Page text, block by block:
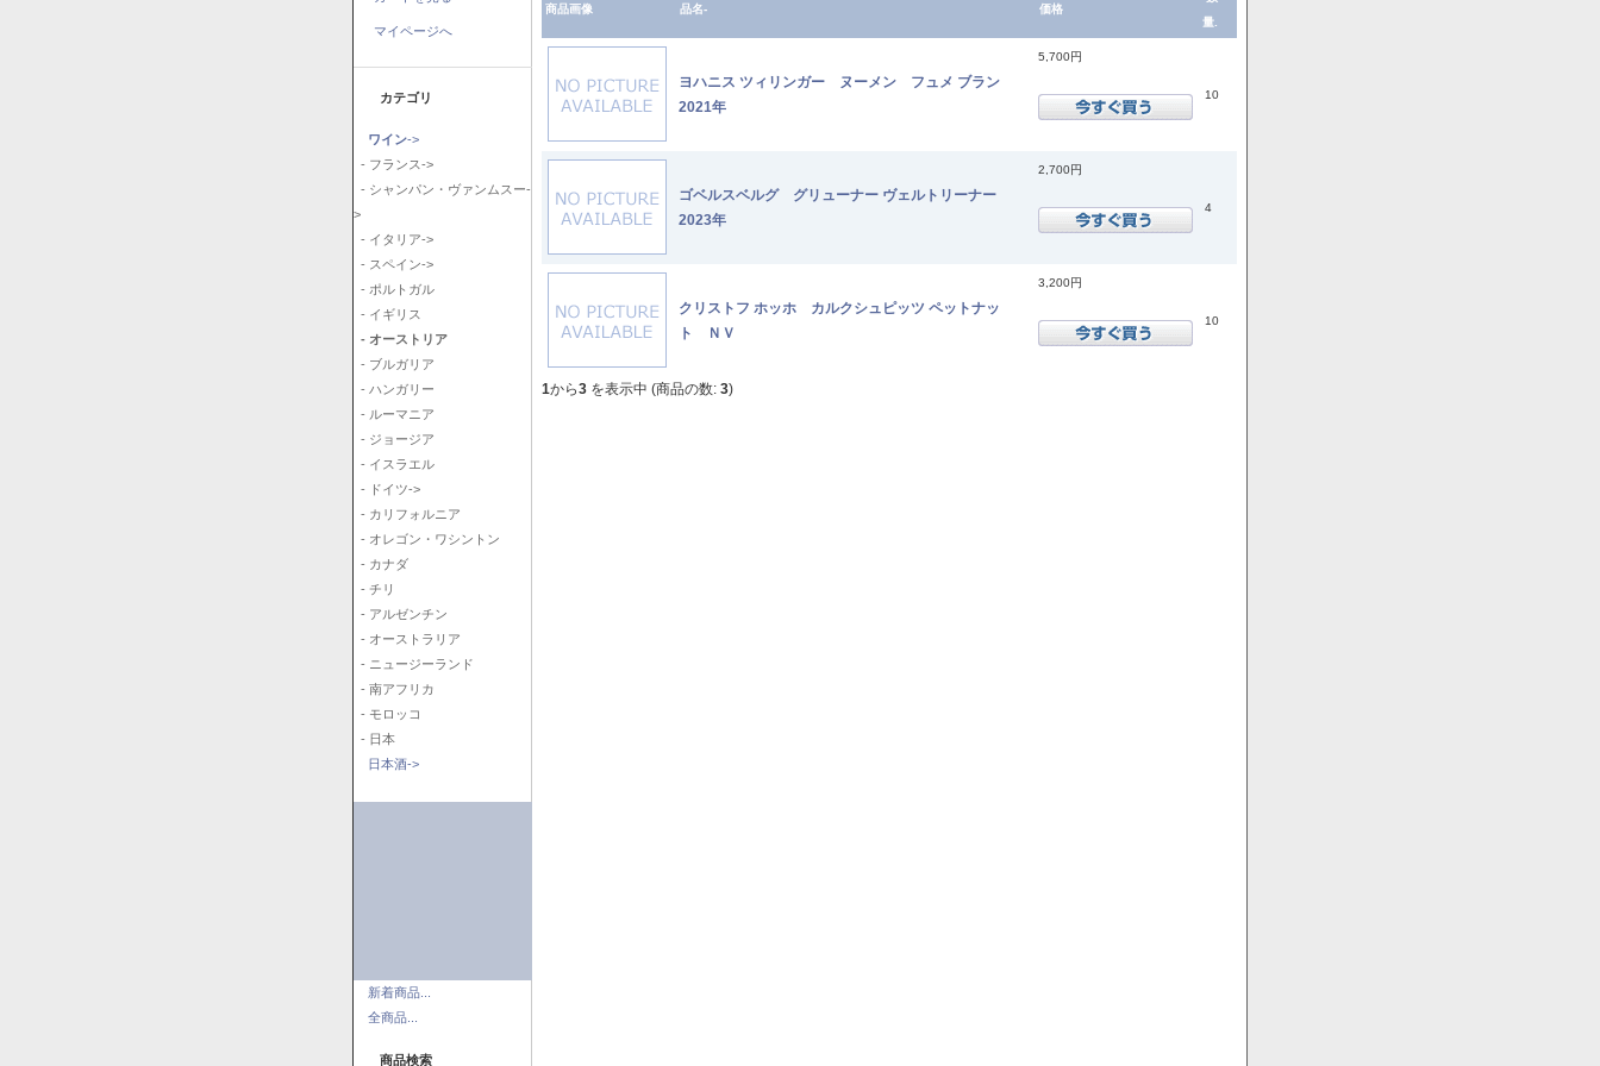
マイページへ
カテゴリ
ワイン->
- フランス->
- シャンパン・ヴァンムスー-
>
- イタリア->
- スペイン->
- ポルトガル
- イギリス
- オーストリア
- ブルガリア
- ハンガリー
- ルーマニア
- ジョージア
- イスラエル
- ドイツ->
- カリフォルニア
- オレゴン・ワシントン
- カナダ
- チリ
- アルゼンチン
- オーストラリア
- ニュージーランド
- 南アフリカ
- モロッコ
- 日本
日本酒->
新着商品...
全商品...
商品検索
商品画像 品名- 価格
量.
ヨハニス ツィリンガー ヌーメン フュメ ブラン
2021年
5,700円
10
ゴベルスベルグ グリューナー ヴェルトリーナー
2023年
2,700円
4
クリストフ ホッホ カルクシュピッツ ペットナッ
ト ＮＶ
3,200円
10
1から3 を表示中 (商品の数: 3)